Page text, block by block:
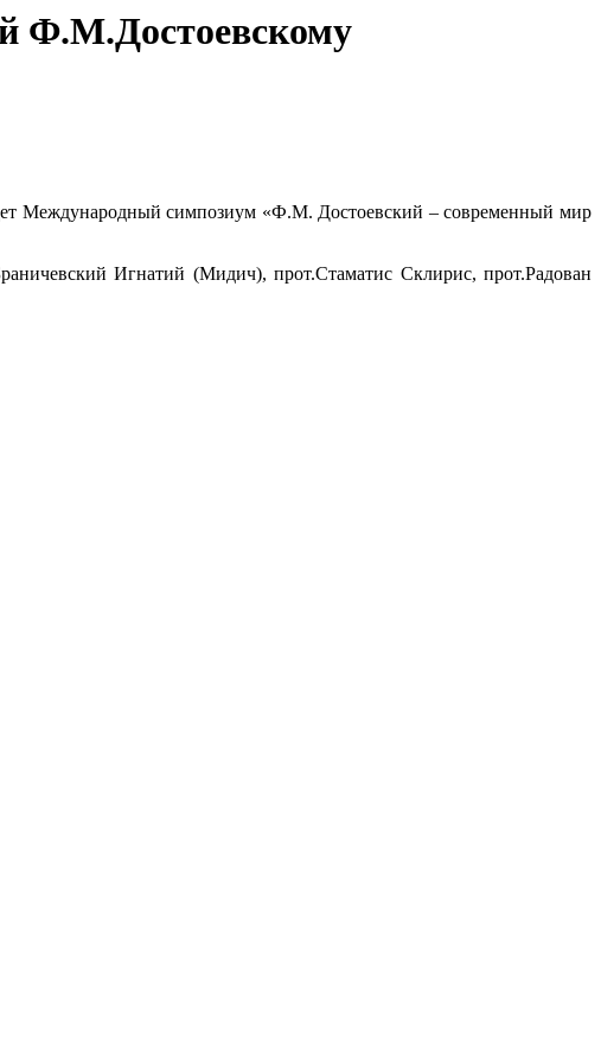
Ф.М.Достоевскому
Международный симпозиум «Ф.М. Достоевский – современный мир
Игнатий (Мидич), прот.Стаматис Склирис, прот.Радован